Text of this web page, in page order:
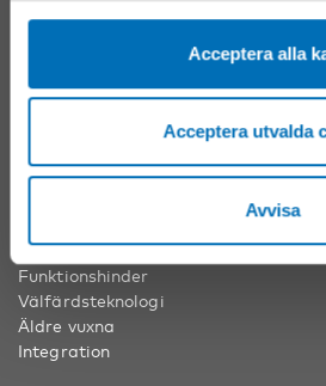
Acceptera alla
Acceptera utvalda
Avvisa
Nordens välfärdscenter Finland
+358 20 7410 880
ÄMNESOMRÅDEN
Folkhälsa
Funktionshinder
Välfärdsteknologi
Äldre vuxna
Integration